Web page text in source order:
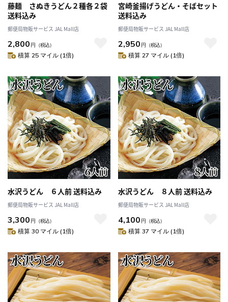
藤麺 さぬきうどん２種各２袋
送料込み
郵便局物販サービス JAL Mall店
2,800 円 （税込）
積算 25 マイル (1倍)
宮崎釜揚げうどん・そばセット
送料込み
郵便局物販サービス JAL Mall店
2,950 円 （税込）
積算 27 マイル (1倍)
水沢うどん ６人前 送料込み
郵便局物販サービス JAL Mall店
3,300 円 （税込）
積算 30 マイル (1倍)
水沢うどん ８人前 送料込み
郵便局物販サービス JAL Mall店
4,100 円 （税込）
積算 37 マイル (1倍)